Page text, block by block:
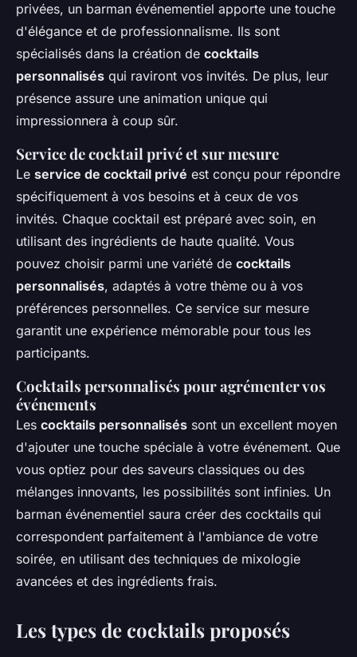
privées, un barman événementiel apporte une touche
d'élégance et de professionnalisme. Ils sont
spécialisés dans la création de cocktails
personnalisés qui raviront vos invités. De plus, leur
présence assure une animation unique qui
impressionnera à coup sûr.
Service de cocktail privé et sur mesure
Le service de cocktail privé est conçu pour répondre
spécifiquement à vos besoins et à ceux de vos
invités. Chaque cocktail est préparé avec soin, en
utilisant des ingrédients de haute qualité. Vous
pouvez choisir parmi une variété de cocktails
personnalisés, adaptés à votre thème ou à vos
préférences personnelles. Ce service sur mesure
garantit une expérience mémorable pour tous les
participants.
Cocktails personnalisés pour agrémenter vos
événements
Les cocktails personnalisés sont un excellent moyen
d'ajouter une touche spéciale à votre événement. Que
vous optiez pour des saveurs classiques ou des
mélanges innovants, les possibilités sont infinies. Un
barman événementiel saura créer des cocktails qui
correspondent parfaitement à l'ambiance de votre
soirée, en utilisant des techniques de mixologie
avancées et des ingrédients frais.
Les types de cocktails proposés